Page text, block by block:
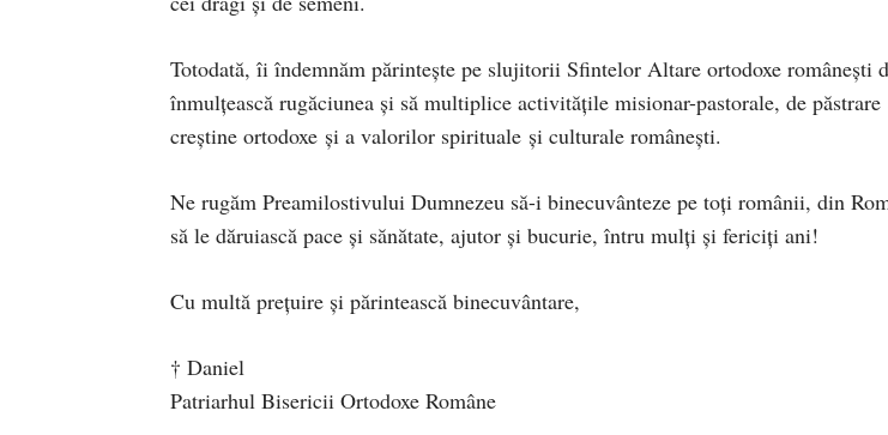
Totodată, îi îndemnăm părintește pe slujitorii Sfintelor Altare ortodoxe românești
înmulțească rugăciunea şi să multiplice activităţile misionar-pastorale, de
creștine ortodoxe și a valorilor spirituale și culturale românești.
Ne rugăm Preamilostivului Dumnezeu să-i binecuvânteze pe toți românii, din
să le dăruiască pace și sănătate, ajutor și bucurie, întru mulți și fericiți ani!
Cu multă prețuire și părintească binecuvântare,
† Daniel
Patriarhul Bisericii Ortodoxe Române